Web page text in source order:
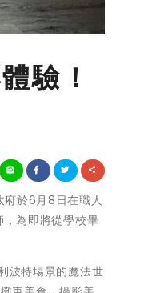
驗！
於6月8日在職人
為即將從學校畢
波特場景的魔法世